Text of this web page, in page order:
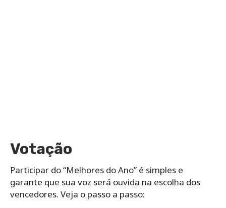
Votação
Participar do “Melhores do Ano” é simples e
garante que sua voz será ouvida na escolha dos
vencedores. Veja o passo a passo: